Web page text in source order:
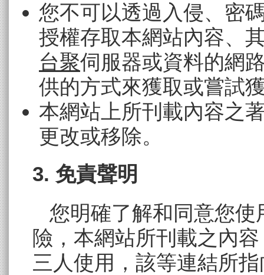
您不可以透過入侵、密
授權存取本網站內容、
台聚伺服器或資料的網
供的方式來獲取或嘗試
本網站上所刊載內容之
更改或移除。
3. 免責聲明
您明確了解和同意您
險，本網站所刊載之內
三人使用，該等連結所